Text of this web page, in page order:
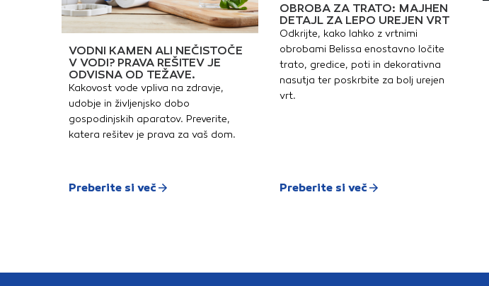
VODNI KAMEN ALI NEČISTOČE
V VODI? PRAVA REŠITEV JE
ODVISNA OD TEŽAVE.
Kakovost vode vpliva na zdravje,
udobje in življenjsko dobo
gospodinjskih aparatov. Preverite,
katera rešitev je prava za vaš dom.
Preberite si več
OBROBA ZA TRATO: MAJHEN
DETAJL ZA LEPO UREJEN VRT
Odkrijte, kako lahko z vrtnimi
obrobami Belissa enostavno ločite
trato, gredice, poti in dekorativna
nasutja ter poskrbite za bolj urejen
vrt.
Preberite si več